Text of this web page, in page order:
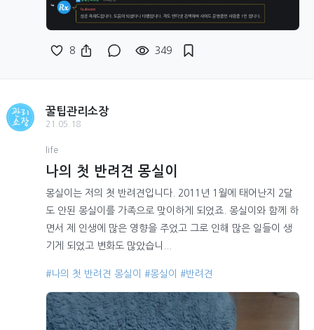
8 349
꿀팁관리소장
21.05.18
life
나의 첫 반려견 몽실이
몽실이는 저의 첫 반려견입니다. 2011년 1월에 태어난지 2달
도 안된 몽실이를 가족으로 맞이하게 되었죠. 몽실이와 함께 하
면서 제 인생에 많은 영향을 주었고 그로 인해 많은 일들이 생
기게 되었고 변화도 많았습니...
#나의 첫 반려견 몽실이 #몽실이 #반려견